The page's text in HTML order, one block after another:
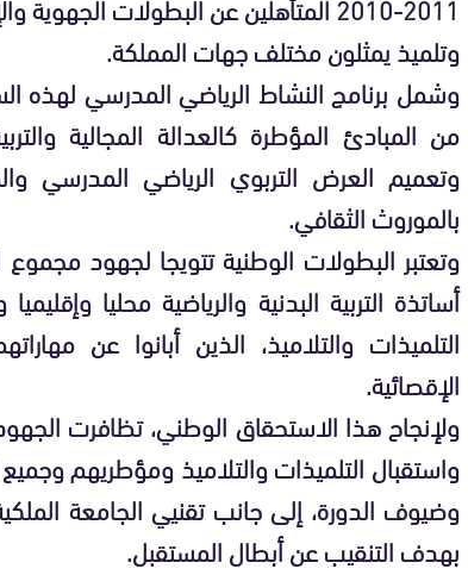
وتلميذ يمثلون مختلف جهات المملكة.
من المبادئ المؤطرة كالعدالة المجالية
وتعميم العرض التربوي الرياضي المدرسي
بالموروث الثقافي.
وتعتبر البطولات الوطنية تتويجا لجهود
أساتذة التربية البدنية والرياضية محليا
التلميذات والتلاميذ، الذين أبانوا عن
الإقصائية.
ولإنجاح هذا الاستحقاق الوطني، تظافرت الجهود
واستقبال التلميذات والتلاميذ ومؤطريهم
وضيوف الدورة، إلى جانب تقنيي الجامعة
بهدف التنقيب عن أبطال المستقبل.